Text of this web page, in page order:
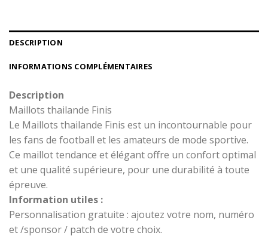
DESCRIPTION
INFORMATIONS COMPLÉMENTAIRES
Description
Maillots thailande Finis
Le Maillots thailande Finis est un incontournable pour
les fans de football et les amateurs de mode sportive.
Ce maillot tendance et élégant offre un confort optimal
et une qualité supérieure, pour une durabilité à toute
épreuve.
Information utiles :
Personnalisation gratuite : ajoutez votre nom, numéro
et /sponsor / patch de votre choix.